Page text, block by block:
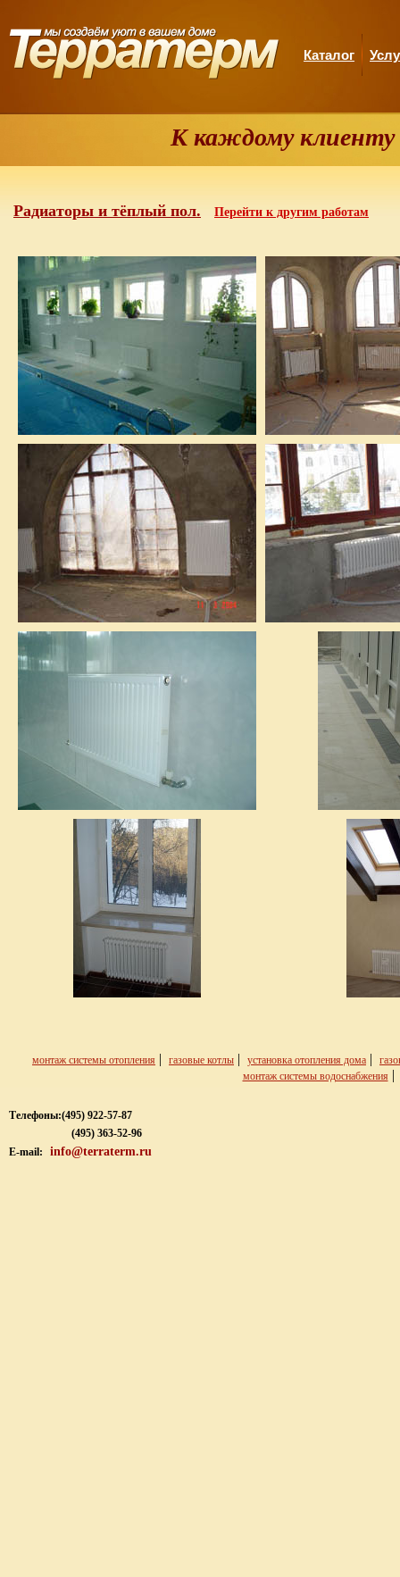
Каталог
К каждому клиенту
Радиаторы и тёплый пол. Перейти к другим работам
монтаж системы отопления | газовые котлы | установка отопления дома |
монтаж системы водоснабжения
Телефоны:(495) 922-57-87
(495) 363-52-96
E-mail:
info@terraterm.ru